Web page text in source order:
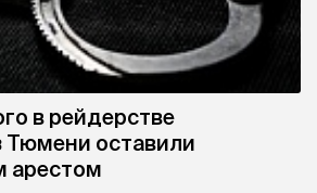
в рейдерстве
Тюмени оставили
арестом